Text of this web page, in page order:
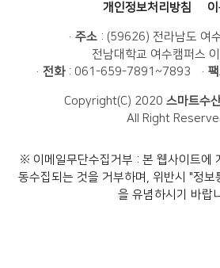
개인정보처리방침
· 주소 : (59626) 전라남도 여
전남대학교 여수캠퍼스
· 전화: 061-659-7891~7893 ·
Copyright(C) 2020 스마트수
All Right
※ 이메일무단수집거부 : 본 웹사이트에
동수집되는 것을 거부하며, 위반시 "정보
을 유념하시기 바랍